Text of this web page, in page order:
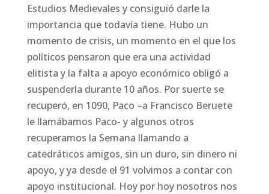
Estudios Medievales y consiguió darle la
importancia que todavía tiene. Hubo un
momento de crisis, un momento en el que los
políticos pensaron que era una actividad
elitista y la falta a apoyo económico obligó a
suspenderla durante 10 años. Por suerte se
recuperó, en 1090, Paco –a Francisco Beruete
le llamábamos Paco- y algunos otros
recuperamos la Semana llamando a
catedráticos amigos, sin un duro, sin dinero ni
apoyo, y ya desde el 91 volvimos a contar con
apoyo institucional. Hoy por hoy nosotros nos